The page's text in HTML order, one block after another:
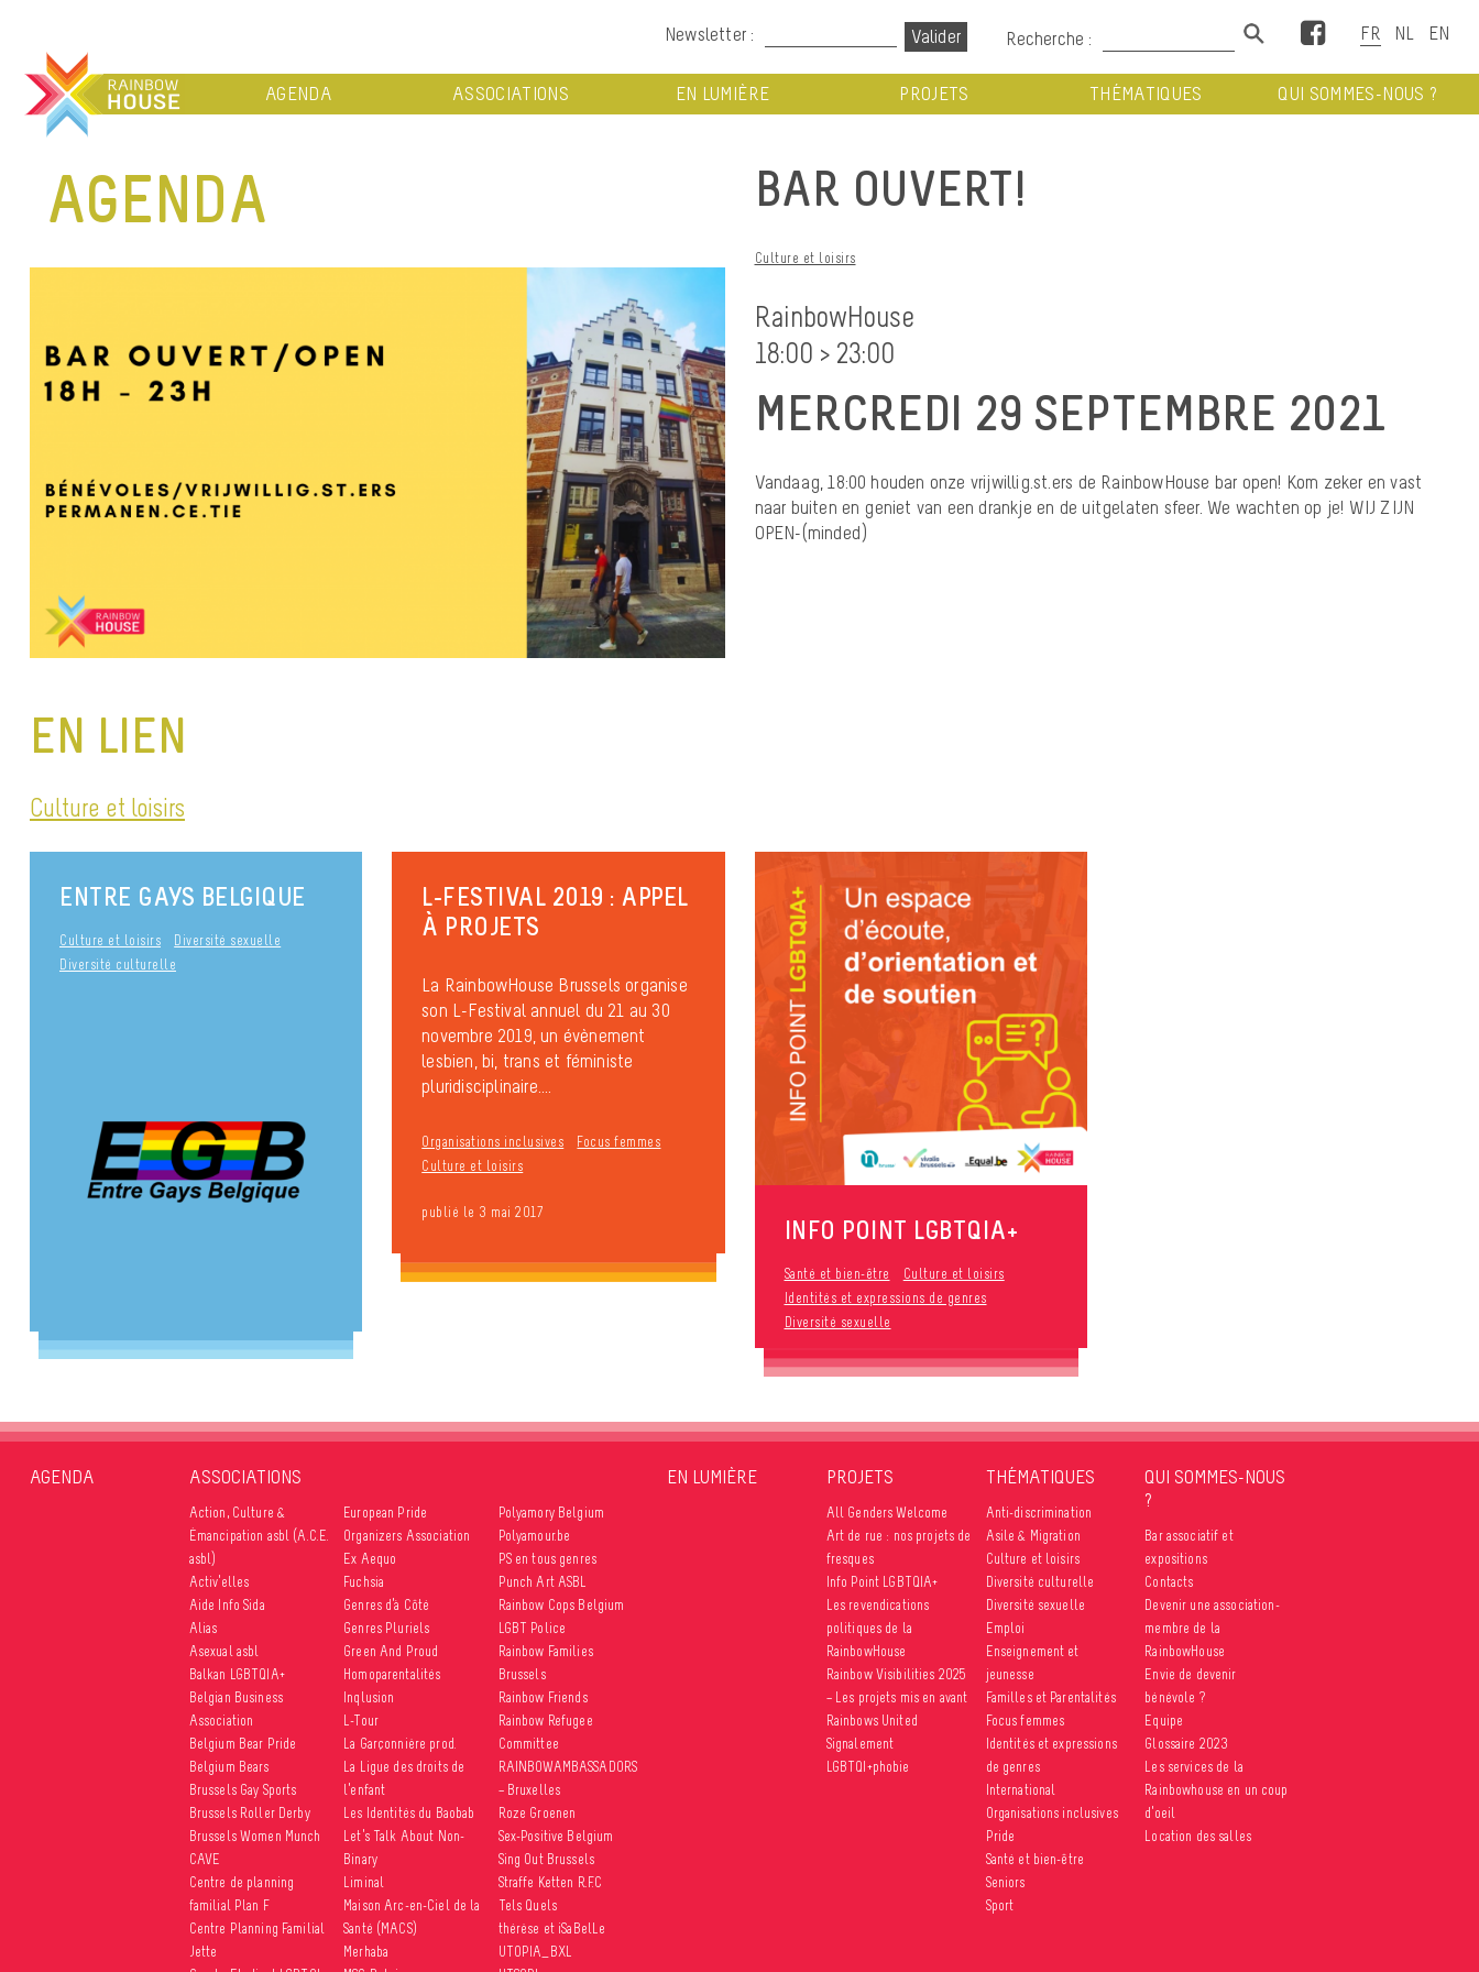
Newsletter : Recherche : Facebook
AGENDA ASSOCIATIONS EN LUMIÈRE PROJETS THÉMATIQUES QUI SOMMES-NOUS ?
AGENDA BAR OUVERT!
Culture et loisirs
RainbowHouse
18:00 > 23:00
MERCREDI 29 SEPTEMBRE 2021
Vandaag, 18:00 houden onze vrijwillig.st.ers de RainbowHouse bar open! Kom zeker en vast
naar buiten en geniet van een drankje en de uitgelaten sfeer. We wachten op je! WIJ ZIJN
OPEN-(minded)
EN LIEN
Culture et loisirs
ENTRE GAYS BELGIQUE
Culture et loisirs
Diversité sexuelle
Diversité culturelle
L-FESTIVAL 2019 : APPEL
À PROJETS
La RainbowHouse Brussels organise
son L-Festival annuel du 21 au 30
novembre 2019, un évènement
lesbien, bi, trans et féministe
pluridisciplinaire....
Organisations inclusives
Focus femmes
Culture et loisirs
publié le 3 mai 2017
INFO POINT LGBTQIA+
Santé et bien-être
Culture et loisirs
Identités et expressions de genres
Diversité sexuelle
AGENDA ASSOCIATIONS
Action, Culture &
Émancipation asbl (A.C.E.
asbl)
Activ’elles
Aide Info Sida
Alias
Asexual asbl
Balkan LGBTQIA+
Belgian Business
Association
Belgium Bear Pride
Belgium Bears
Brussels Gay Sports
Brussels Roller Derby
Brussels Women Munch
CAVE
Centre de planning
familial Plan F
Centre Planning Familial
Jette
European Pride
Organizers Association
Ex Aequo
Fuchsia
Genres d’à Côté
Genres Pluriels
Green And Proud
Homoparentalités
Inqlusion
L-Tour
La Garçonnière prod.
La Ligue des droits de
l’enfant
Les Identités du Baobab
Let’s Talk About Non-
Binary
Liminal
Maison Arc-en-Ciel de la
Santé (MACS)
Merhaba
Polyamory Belgium
Polyamour.be
PS en tous genres
Punch Art ASBL
Rainbow Cops Belgium
LGBT Police
Rainbow Families
Brussels
Rainbow Friends
Rainbow Refugee
Committee
RAINBOWAMBASSADORS
– Bruxelles
Roze Groenen
Sex-Positive Belgium
Sing Out Brussels
Straffe Ketten R.F.C
Tels Quels
thérèse et iSaBelLe
UTOPIA_BXL
EN LUMIÈRE PROJETS
All Genders Welcome
Art de rue : nos projets de
fresques
Info Point LGBTQIA+
Les revendications
politiques de la
RainbowHouse
Rainbow Visibilities 2025
– Les projets mis en avant
Rainbows United
Signalement
LGBTQI+phobie
THÉMATIQUES
Anti-discrimination
Asile & Migration
Culture et loisirs
Diversité culturelle
Diversité sexuelle
Emploi
Enseignement et
jeunesse
Familles et Parentalités
Focus femmes
Identités et expressions
de genres
International
Organisations inclusives
Pride
Santé et bien-être
Seniors
Sport
QUI SOMMES-NOUS
?
Bar associatif et
expositions
Contacts
Devenir une association-
membre de la
RainbowHouse
Envie de devenir
bénévole ?
Equipe
Glossaire 2023
Les services de la
Rainbowhouse en un coup
d’oeil
Location des salles